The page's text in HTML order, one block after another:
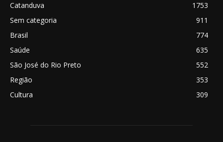
Catanduva
1753
Sem categoria
911
Brasil
774
Saúde
635
São José do Rio Preto
552
Região
353
Cultura
309